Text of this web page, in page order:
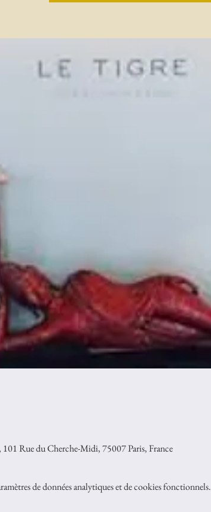
Rue du Cherche-Midi, 75007 Paris, France
de données analytiques et de cookies fonctionnels.